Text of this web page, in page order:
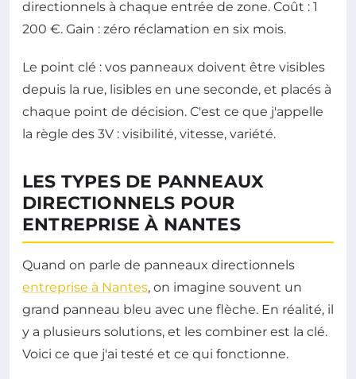
directionnels à chaque entrée de zone. Coût : 1
200 €. Gain : zéro réclamation en six mois.
Le point clé : vos panneaux doivent être visibles
depuis la rue, lisibles en une seconde, et placés à
chaque point de décision. C'est ce que j'appelle
la règle des 3V : visibilité, vitesse, variété.
LES TYPES DE PANNEAUX
DIRECTIONNELS POUR
ENTREPRISE À NANTES
Quand on parle de panneaux directionnels
entreprise à Nantes, on imagine souvent un
grand panneau bleu avec une flèche. En réalité, il
y a plusieurs solutions, et les combiner est la clé.
Voici ce que j'ai testé et ce qui fonctionne.